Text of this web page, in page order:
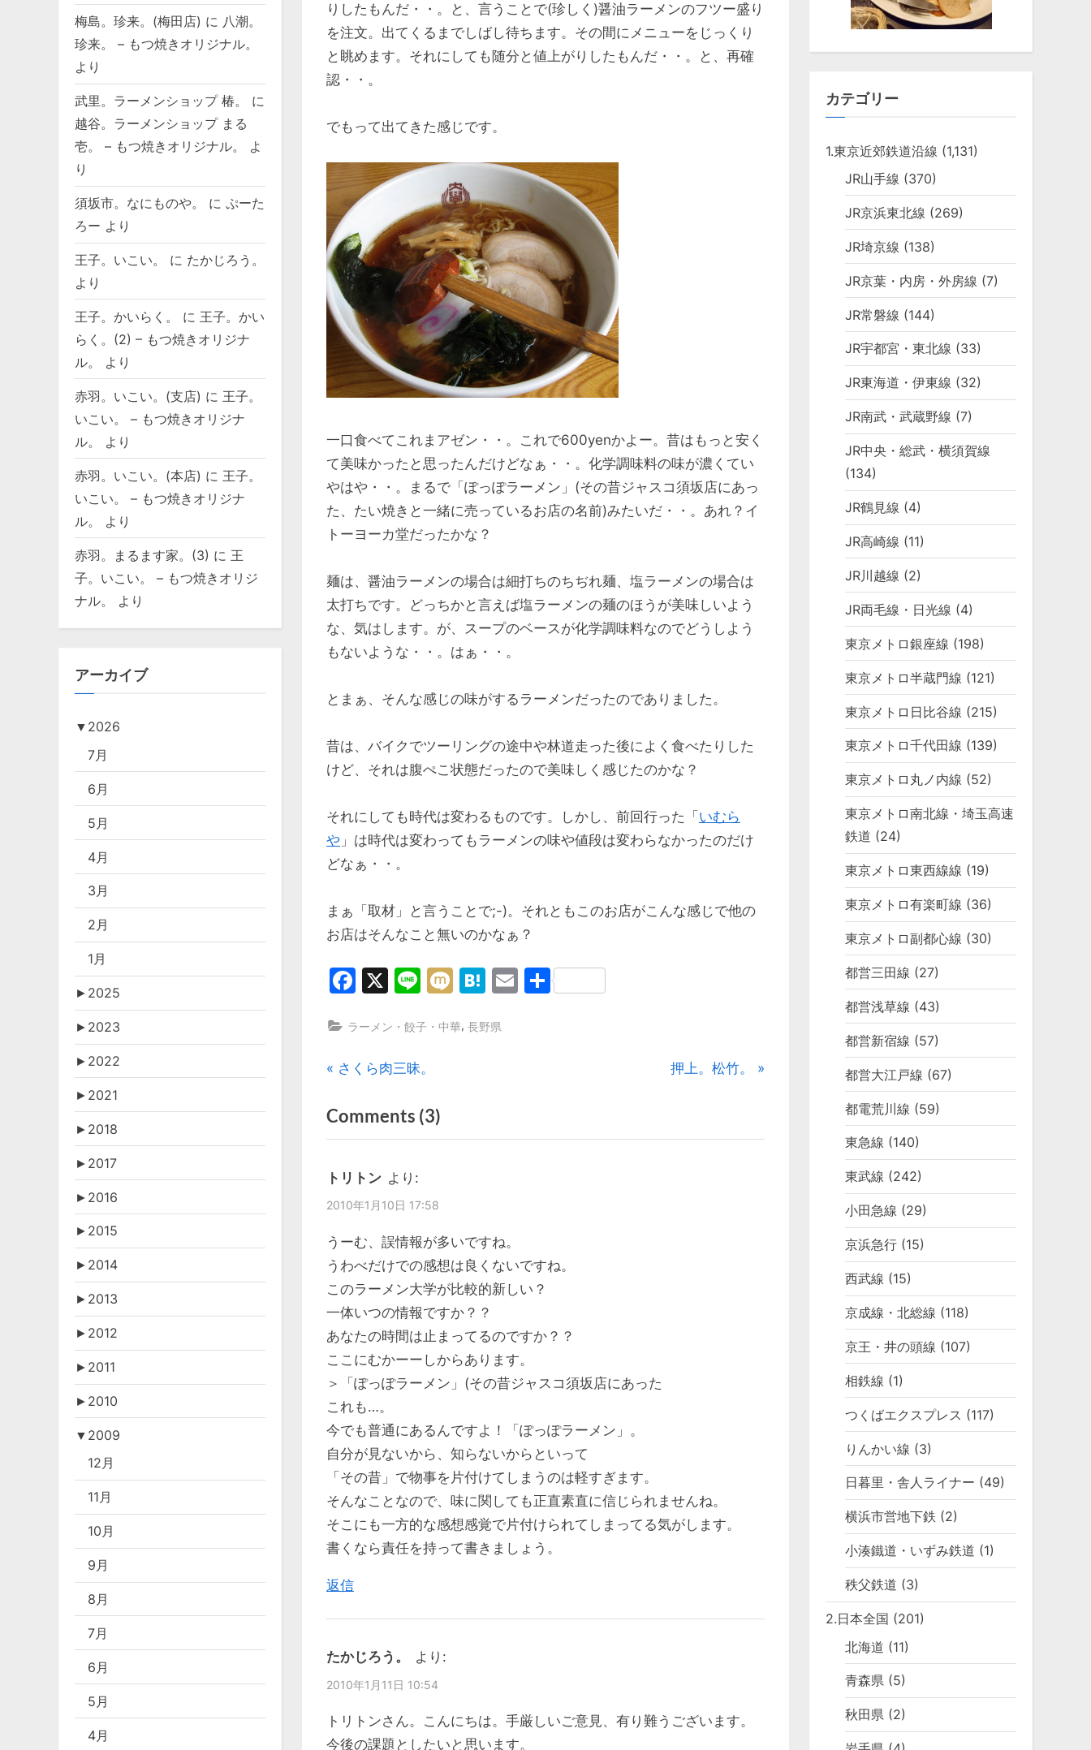
りしたもんだ・・。と、言うことで(珍しく)醤油ラーメンのフツー盛り
を注文。出てくるまでしばし待ちます。その間にメニューをじっくり
と眺めます。それにしても随分と値上がりしたもんだ・・。と、再確
認・・。
でもって出てきた感じです。
一口食べてこれまアゼン・・。これで600yenかよー。昔はもっと安く
て美味かったと思ったんだけどなぁ・・。化学調味料の味が濃くてい
やはや・・。まるで「ぽっぽラーメン」(その昔ジャスコ須坂店にあっ
た、たい焼きと一緒に売っているお店の名前)みたいだ・・。あれ？イ
トーヨーカ堂だったかな？
麺は、醤油ラーメンの場合は細打ちのちぢれ麺、塩ラーメンの場合は
太打ちです。どっちかと言えば塩ラーメンの麺のほうが美味しいよう
な、気はします。が、スープのベースが化学調味料なのでどうしよう
もないような・・。はぁ・・。
とまぁ、そんな感じの味がするラーメンだったのでありました。
昔は、バイクでツーリングの途中や林道走った後によく食べたりした
けど、それは腹ぺこ状態だったので美味しく感じたのかな？
それにしても時代は変わるものです。しかし、前回行った「 いむら
や 」は時代は変わってもラーメンの味や値段は変わらなかったのだけ
どなぁ・・。
まぁ「取材」と言うことで;-)。それともこのお店がこんな感じで他の
お店はそんなこと無いのかなぁ？
Facebook
X LineMixiHatena
Email
共
ラーメン・餃子・中華, 長野県
投
稿
ナ
ビ
ー
シ
ョ
ン
P
e
v
o
u
P
s
さくら肉三昧。
N
t
押上。松竹。
Comments (3)
“長
ー
メ
ン
大
学。
(長
トリトン より:
2010年1月10日 17:58
うーむ、誤情報が多いですね。
うわべだけでの感想は良くないですね。
このラーメン大学が比較的新しい？
一体いつの情報ですか？？
あなたの時間は止まってるのですか？？
ここにむかーーしからあります。
＞「ぽっぽラーメン」(その昔ジャスコ須坂店にあった
これも…。
今でも普通にあるんですよ！「ぽっぽラーメン」。
自分が見ないから、知らないからといって
「その昔」で物事を片付けてしまうのは軽すぎます。
そんなことなので、味に関しても正直素直に信じられませんね。
そこにも一方的な感想感覚で片付けられてしまってる気がします。
書くなら責任を持って書きましょう。
返信
たかじろう。 より:
2010年1月11日 10:54
トリトンさん。こんにちは。手厳しいご意見、有り難うございます。
今後の課題としたいと思います。
梅島。珍来。(梅田店) に 八潮。
珍来。 – もつ焼きオリジナル。
より
武里。ラーメンショップ 椿。
に
越谷。ラーメンショップ まる
壱。 – もつ焼きオリジナル。
よ
り
須坂市。なにものや。 に ぷーた
ろー より
王子。いこい。 に たかじろう。
より
王子。かいらく。 に 王子。かい
らく。(2) – もつ焼きオリジナ
ル。
より
赤羽。いこい。(支店) に 王子。
いこい。 – もつ焼きオリジナ
ル。
より
赤羽。いこい。(本店) に 王子。
いこい。 – もつ焼きオリジナ
ル。
より
赤羽。まるます家。(3) に 王
子。いこい。 – もつ焼きオリジ
ナル。
より
アーカイブ
▼ 2026
7月
6月
5月
4月
3月
2月
1月
► 2025
► 2023
► 2022
► 2021
► 2018
► 2017
► 2016
► 2015
► 2014
► 2013
► 2012
► 2011
► 2010
▼ 2009
12月
11月
10月
9月
8月
7月
6月
5月
4月
カテゴリー
1.東京近郊鉄道沿線 (1,131)
JR山手線 (370)
JR京浜東北線 (269)
JR埼京線 (138)
JR京葉・内房・外房線 (7)
JR常磐線 (144)
JR宇都宮・東北線 (33)
JR東海道・伊東線 (32)
JR南武・武蔵野線 (7)
JR中央・総武・横須賀線
(134)
JR鶴見線 (4)
JR高崎線 (11)
JR川越線 (2)
JR両毛線・日光線 (4)
東京メトロ銀座線 (198)
東京メトロ半蔵門線 (121)
東京メトロ日比谷線 (215)
東京メトロ千代田線 (139)
東京メトロ丸ノ内線 (52)
東京メトロ南北線・埼玉高速
鉄道 (24)
東京メトロ東西線線 (19)
東京メトロ有楽町線 (36)
東京メトロ副都心線 (30)
都営三田線 (27)
都営浅草線 (43)
都営新宿線 (57)
都営大江戸線 (67)
都電荒川線 (59)
東急線 (140)
東武線 (242)
小田急線 (29)
京浜急行 (15)
西武線 (15)
京成線・北総線 (118)
京王・井の頭線 (107)
相鉄線 (1)
つくばエクスプレス (117)
りんかい線 (3)
日暮里・舎人ライナー (49)
横浜市営地下鉄 (2)
小湊鐵道・いずみ鉄道 (1)
秩父鉄道 (3)
2.日本全国 (201)
北海道 (11)
青森県 (5)
秋田県 (2)